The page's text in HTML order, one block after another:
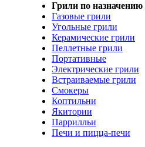
Грили по назначению
Газовые грили
Угольные грили
Керамические грили
Пеллетные грили
Портативные
Электрические грили
Встраиваемые грили
Смокеры
Коптильни
Якитории
Паррилльи
Печи и пицца-печи